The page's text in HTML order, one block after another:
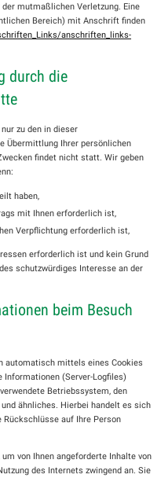
mutmaßlichen Verletzung. Eine
Bereich) mit Anschrift finden
anschriften_links-
durch die
zu den in dieser
Übermittlung Ihrer persönlichen
findet nicht statt. Wir geben
haben,
mit Ihnen erforderlich ist,
Verpflichtung erforderlich ist,
erforderlich ist und kein Grund
schutzwürdiges Interesse an der
beim Besuch
automatisch mittels eines Cookies
(Server-Logfiles)
Betriebssystem, den
ähnliches. Hierbei handelt es sich
auf Ihre Person
von Ihnen angeforderte Inhalte von
des Internets zwingend an. Sie